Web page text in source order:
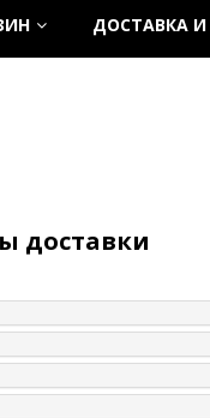
ДОСТАВКА
доставки